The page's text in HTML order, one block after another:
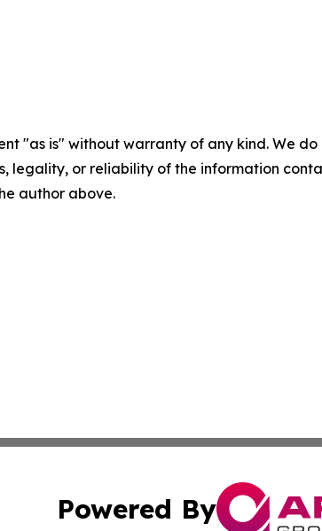
"as is" without warranty of any kind. We
legality, or reliability of the information
author above.
Powered By